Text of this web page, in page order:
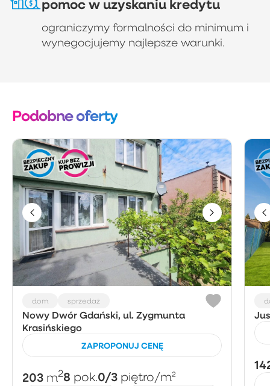
pomoc w uzyskaniu kredytu
ograniczymy formalności do minimum i
wynegocjujemy najlepsze warunki.
Podobne oferty
dom sprzedaż
Nowy Dwór Gdański, ul. Zygmunta
Krasińskiego
ZAPROPONUJ CENĘ
203 m28 pok.0/3 piętro/m²